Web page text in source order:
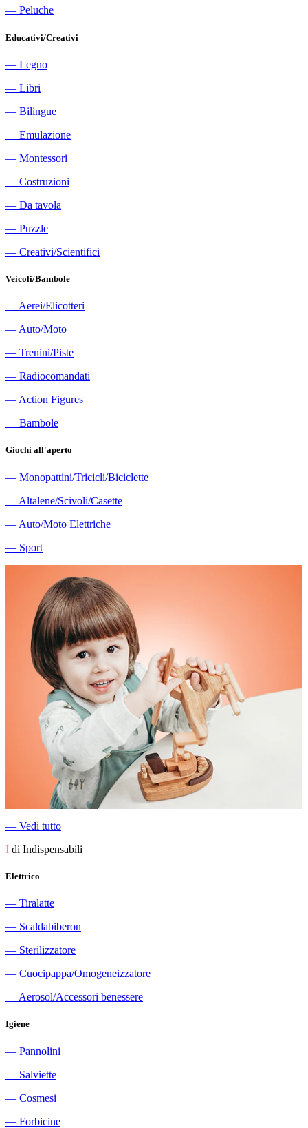
― Peluche
Educativi/Creativi
― Legno
― Libri
― Bilingue
― Emulazione
― Montessori
― Costruzioni
― Da tavola
― Puzzle
― Creativi/Scientifici
Veicoli/Bambole
― Aerei/Elicotteri
― Auto/Moto
― Trenini/Piste
― Radiocomandati
― Action Figures
― Bambole
Giochi all'aperto
― Monopattini/Tricicli/Biciclette
― Altalene/Scivoli/Casette
― Auto/Moto Elettriche
― Sport
― Vedi tutto
I di Indispensabili
Elettrico
― Tiralatte
― Scaldabiberon
― Sterilizzatore
― Cuocipappa/Omogeneizzatore
― Aerosol/Accessori benessere
Igiene
― Pannolini
― Salviette
― Cosmesi
― Forbicine